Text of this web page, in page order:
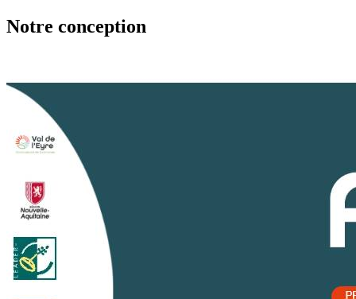
Notre conception